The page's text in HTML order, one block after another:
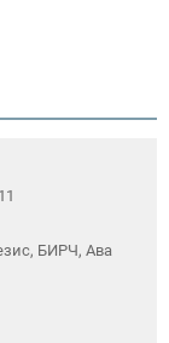
БИРЧ, Ава